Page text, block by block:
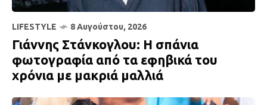
LIFESTYLE 8 Αυγούστου, 2026
Γιάννης Στάνκογλου: Η σπάνια
φωτογραφία από τα εφηβικά του
χρόνια με μακριά μαλλιά